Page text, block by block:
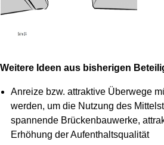
Weitere Ideen aus bisherigen
Anreize bzw. attraktive Überwege
werden, um die Nutzung des
spannende Brückenbauwerke,
Erhöhung der Aufenthaltsqualität